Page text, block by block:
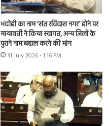
भदोही का नाम ‘संत रविदास नगर’ होने पर
मायावती ने किया स्वागत, अन्य जिलों के
पुराने नाम बहाल करने की मांग
31 July 2026 - 1:16 PM